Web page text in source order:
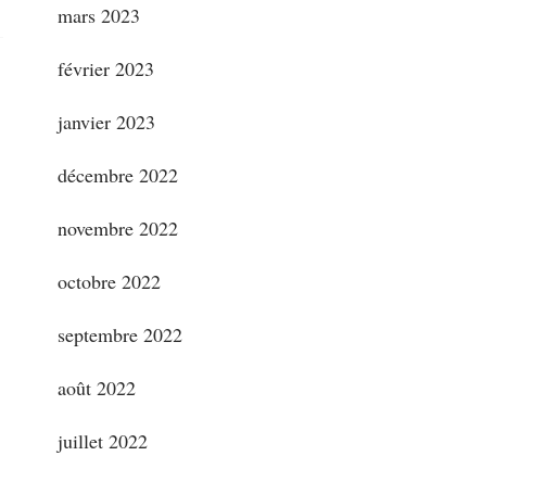
mars 2023
février 2023
janvier 2023
décembre 2022
novembre 2022
octobre 2022
septembre 2022
août 2022
juillet 2022